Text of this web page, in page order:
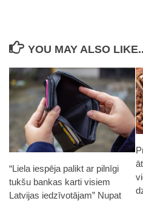
YOU MAY ALSO
“Liela iespēja palikt ar pilnīgi
tukšu bankas karti visiem
Latvijas iedzīvotājam” Nupat